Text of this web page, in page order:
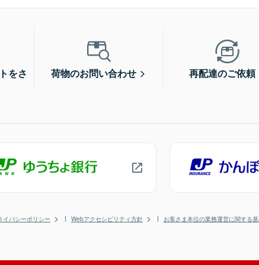
をさ
荷物のお問い合わせ 再配達のご依頼
イバシーポリシー Webアクセシビリティ方針 お客さま本位の業務運営に関する